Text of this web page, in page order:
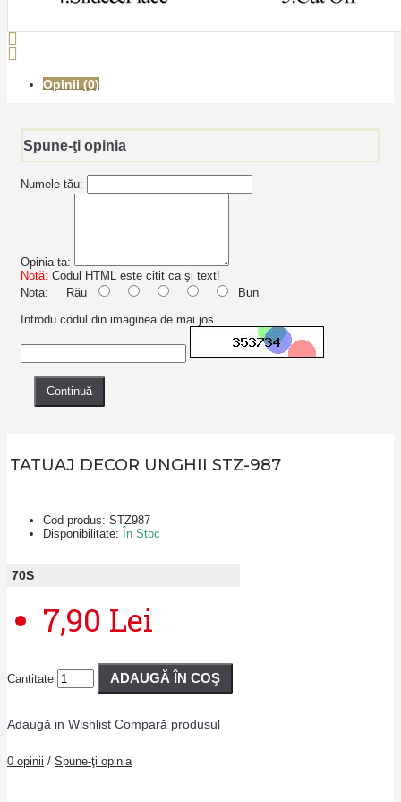
Opinii (0)
Spune-ţi opinia
Numele tău:
Opinia ta:
Notă: Codul HTML este citit ca şi text!
Nota: Rău
Bun
Introdu codul din imaginea de mai jos
Continuă
TATUAJ DECOR UNGHII STZ-987
Cod produs: STZ987
Disponibilitate: În Stoc
70S
7,90 Lei
Cantitate ADAUGĂ ÎN COŞ
Adaugă in Wishlist Compară produsul
0 opinii / Spune-ţi opinia